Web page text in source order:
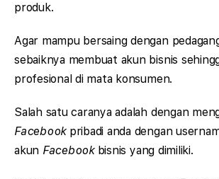
produk.
Agar mampu bersaing dengan
sebaiknya membuat akun bisnis
profesional di mata konsumen.
Salah satu caranya adalah dengan
Facebookpribadi anda dengan
akun Facebookbisnis yang dimiliki.